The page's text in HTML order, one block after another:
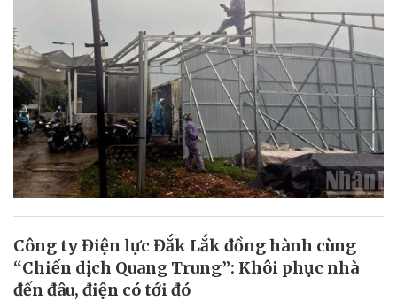
Công ty Điện lực Đắk Lắk đồng hành cùng
“Chiến dịch Quang Trung”: Khôi phục nhà
đến đâu, điện có tới đó